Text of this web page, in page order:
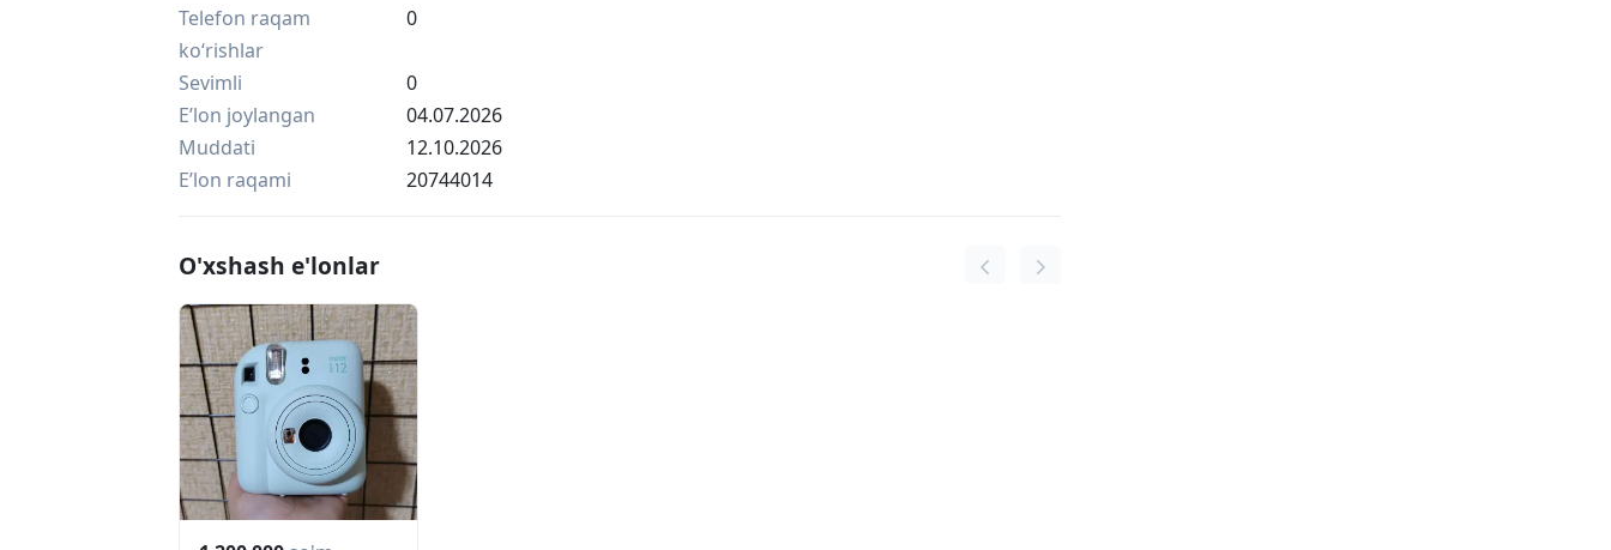
Telefon raqam
ko‘rishlar
0
Sevimli
0
Eʼlon joylangan
04.07.2026
Muddati
12.10.2026
Eʼlon raqami
20744014
O'xshash e'lonlar